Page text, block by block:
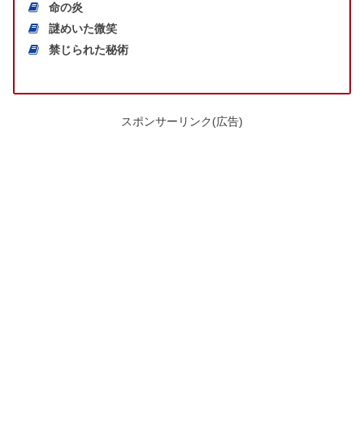
命の炎
謎めいた微笑
禁じられた秘術
スポンサーリンク(広告)